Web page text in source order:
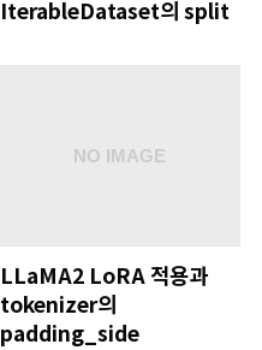
IterableDataset의 split
LLaMA2 LoRA 적용과
tokenizer의
padding_side